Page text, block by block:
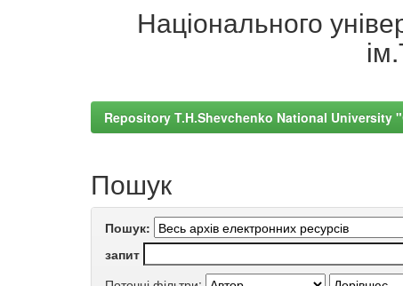
Національного
Repository T.H.Shevchenko National University
Пошук
Пошук:
запит